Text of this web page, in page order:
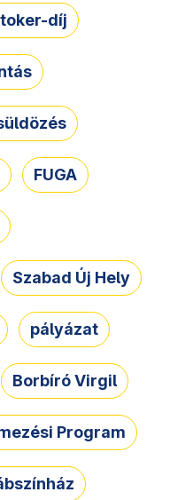
díj
FUGA
Szabad Új Hely
pályázat
Borbíró Virgil
Program